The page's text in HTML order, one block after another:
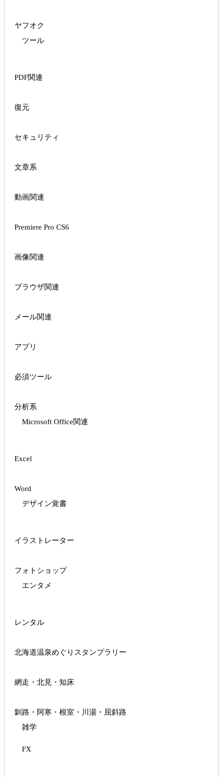
ヤフオク
ツール
PDF関連
復元
セキュリティ
文章系
動画関連
Premiere Pro CS6
画像関連
ブラウザ関連
メール関連
アプリ
必須ツール
分析系
Microsoft Office関連
Excel
Word
デザイン覚書
イラストレーター
フォトショップ
エンタメ
レンタル
北海道温泉めぐりスタンプラリー
網走・北見・知床
釧路・阿寒・根室・川湯・屈斜路
雑学
FX